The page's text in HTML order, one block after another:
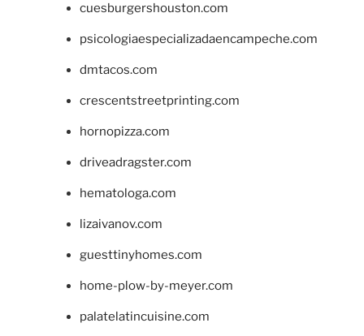
cuesburgershouston.com
psicologiaespecializadaencampeche.com
dmtacos.com
crescentstreetprinting.com
hornopizza.com
driveadragster.com
hematologa.com
lizaivanov.com
guesttinyhomes.com
home-plow-by-meyer.com
palatelatincuisine.com